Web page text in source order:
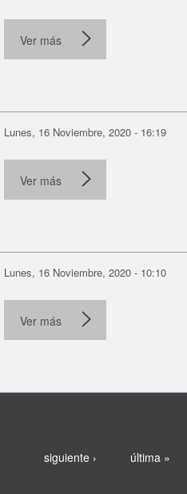
Ver más
Lunes, 16 Noviembre, 2020 - 16:19
Ver más
Lunes, 16 Noviembre, 2020 - 10:10
Ver más
siguiente › última »